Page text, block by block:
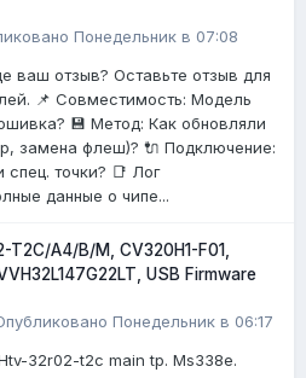
Понедельник в 07:08
ваш отзыв? Оставьте отзыв для
📌 Совместимость: Модель
💾 Метод: Как обновляли
замена флеш)? 🔌 Подключение:
точки? 📑 Лог
данные о чипе...
T2C/A4/B/M, CV320H1-F01,
USB Firmware
Понедельник в 06:17
32r02-t2c main tp. Ms338e.